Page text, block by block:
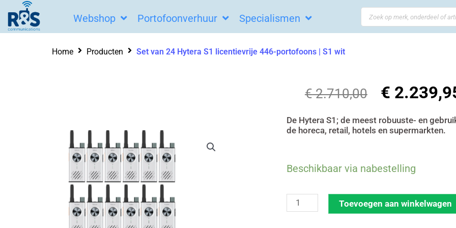
naar
Webshop Portofoonverhuur Specialismen
Search
...
Home Producten Set van 24 Hytera S1 licentievrije 446-portofoons | S1 wit
€2.710,00
was:
€ 2.710,00.
€
De Hytera S1; de meest robuuste- en
de horeca, retail, hotels en supermarkten.
Beschikbaar via nabestelling
Set
24
Hytera
Toevoegen aan winkelwagen